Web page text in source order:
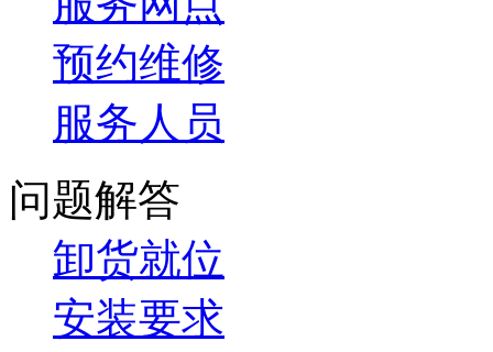
预约维修
服务人员
问题解答
卸货就位
安装要求